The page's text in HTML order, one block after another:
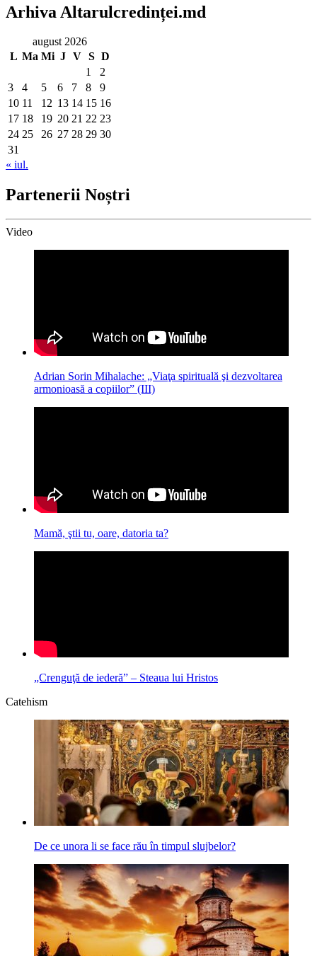
Arhiva Altarulcredinței.md
august 2026
L Ma Mi J V S D
1
2
3
4 5 6 7 8
9
10 11 12 13 14 15 16
17 18 19 20 21 22 23
24 25 26 27 28 29 30
31
« iul.
Partenerii Noștri
Video
Adrian Sorin Mihalache: „Viaţa spirituală şi dezvoltarea
armonioasă a copiilor” (III)
Mamă, ştii tu, oare, datoria ta?
„Crenguţă de iederă” – Steaua lui Hristos
Catehism
De ce unora li se face rău în timpul slujbelor?